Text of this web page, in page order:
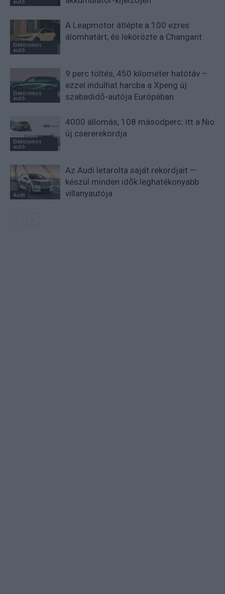
Elektromos
autó
A Leapmotor átlépte a 100 ezres
álomhatárt, és lekörözte a Changant
Elektromos
autó
9 perc töltés, 450 kilométer hatótáv –
ezzel indulhat harcba a Xpeng új
szabadidő-autója Európában
Elektromos
autó
4000 állomás, 108 másodperc: itt a Nio
új csererekordja
Audi
Az Audi letarolta saját rekordjait —
készül minden idők leghatékonyabb
villanyautója